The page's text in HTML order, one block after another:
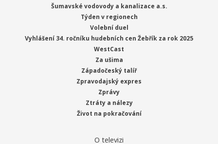
Šumavské vodovody a kanalizace a.s.
Týden v regionech
Volební duel
Vyhlášení 34. ročníku hudebních cen Žebřík za rok 2025
WestCast
Za ušima
Západočeský talíř
Zpravodajský expres
Zprávy
Ztráty a nálezy
Život na pokračování
O televizi